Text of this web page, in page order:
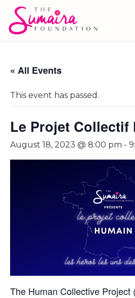
« All Events
This event has passed.
Le Projet Collectif
August 18, 2023 @ 8:00 pm -
The Human Collective Project